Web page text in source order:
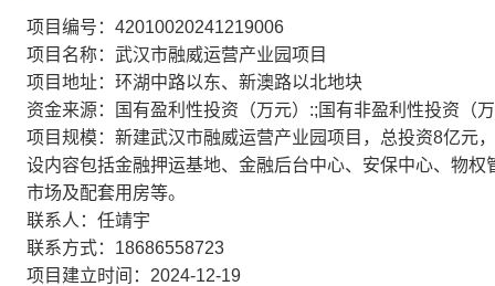
项目编号：42010020241219006
项目名称：武汉市融威运营产业园项目
项目地址：环湖中路以东、新澳路以北地块
资金来源：国有盈利性投资（万元）:;国有非盈利性投资（
项目规模：新建武汉市融威运营产业园项目，总投资8亿元
设内容包括金融押运基地、金融后台中心、安保中心、物
市场及配套用房等。
联系人：任靖宇
联系方式：18686558723
项目建立时间：2024-12-19